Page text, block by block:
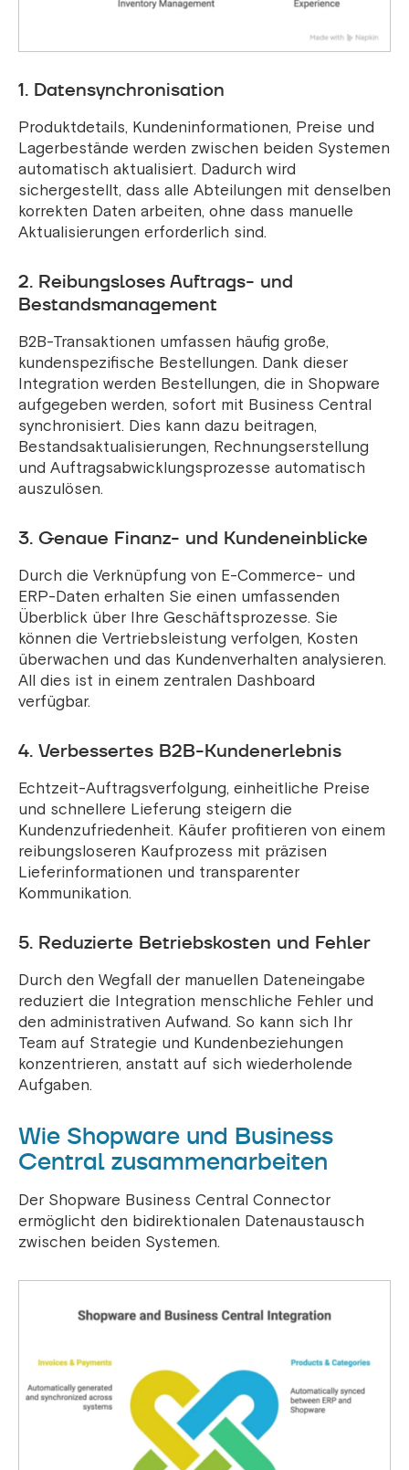
1. Datensynchronisation
Produktdetails, Kundeninformationen, Preise und
Lagerbestände werden zwischen beiden Systemen
automatisch aktualisiert. Dadurch wird
sichergestellt, dass alle Abteilungen mit denselben
korrekten Daten arbeiten, ohne dass manuelle
Aktualisierungen erforderlich sind.
2. Reibungsloses Auftrags- und
Bestandsmanagement
B2B-Transaktionen umfassen häufig große,
kundenspezifische Bestellungen. Dank dieser
Integration werden Bestellungen, die in Shopware
aufgegeben werden, sofort mit Business Central
synchronisiert. Dies kann dazu beitragen,
Bestandsaktualisierungen, Rechnungserstellung
und Auftragsabwicklungsprozesse automatisch
auszulösen.
3. Genaue Finanz- und Kundeneinblicke
Durch die Verknüpfung von E-Commerce- und
ERP-Daten erhalten Sie einen umfassenden
Überblick über Ihre Geschäftsprozesse. Sie
können die Vertriebsleistung verfolgen, Kosten
überwachen und das Kundenverhalten analysieren.
All dies ist in einem zentralen Dashboard
verfügbar.
4. Verbessertes B2B-Kundenerlebnis
Echtzeit-Auftragsverfolgung, einheitliche Preise
und schnellere Lieferung steigern die
Kundenzufriedenheit. Käufer profitieren von einem
reibungsloseren Kaufprozess mit präzisen
Lieferinformationen und transparenter
Kommunikation.
5. Reduzierte Betriebskosten und Fehler
Durch den Wegfall der manuellen Dateneingabe
reduziert die Integration menschliche Fehler und
den administrativen Aufwand. So kann sich Ihr
Team auf Strategie und Kundenbeziehungen
konzentrieren, anstatt auf sich wiederholende
Aufgaben.
Wie Shopware und Business
Central zusammenarbeiten
Der Shopware Business Central Connector
ermöglicht den bidirektionalen Datenaustausch
zwischen beiden Systemen.